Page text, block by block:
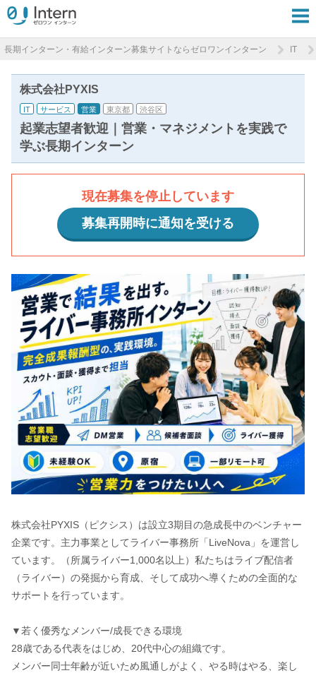
長期インターン・有給インターン募集サイトならゼロワンインターン IT
株式会社PYXIS
IT サービス 営業 東京都 渋谷区
起業志望者歓迎｜営業・マネジメントを実践で
学ぶ長期インターン
現在募集を停止しています
募集再開時に通知を受ける
株式会社PYXIS（ピクシス）は設立3期目の急成長中のベンチャー
企業です。主力事業としてライバー事務所「LiveNova」を運営し
ています。（所属ライバー1,000名以上）私たちはライブ配信者
（ライバー）の発掘から育成、そして成功へ導くための全面的な
サポートを行っています。
▼若く優秀なメンバー/成長できる環境
28歳である代表をはじめ、20代中心の組織です。
メンバー同士年齢が近いため風通しがよく、やる時はやる、楽し